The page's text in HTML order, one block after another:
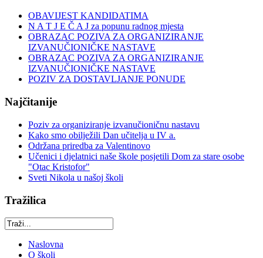
OBAVIJEST KANDIDATIMA
N A T J E Č A J za popunu radnog mjesta
OBRAZAC POZIVA ZA ORGANIZIRANJE
IZVANUČIONIČKE NASTAVE
OBRAZAC POZIVA ZA ORGANIZIRANJE
IZVANUČIONIČKE NASTAVE
POZIV ZA DOSTAVLJANJE PONUDE
Najčitanije
Poziv za organiziranje izvanučioničnu nastavu
Kako smo obilježili Dan učitelja u IV a.
Održana priredba za Valentinovo
Učenici i djelatnici naše škole posjetili Dom za stare osobe
"Otac Kristofor"
Sveti Nikola u našoj školi
Tražilica
Naslovna
O školi